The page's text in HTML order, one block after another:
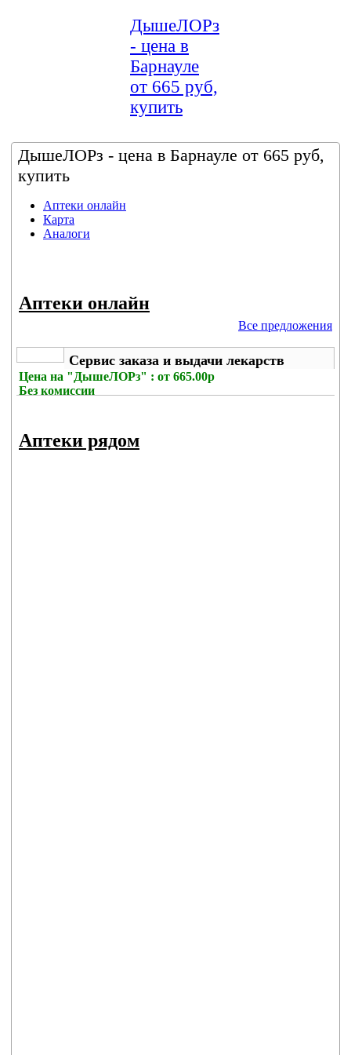
ДышеЛОРз
- цена в
Барнауле
от 665 руб,
купить
ДышеЛОРз - цена в Барнауле от 665 руб,
купить
Аптеки онлайн
Карта
Аналоги
Аптеки онлайн
Все предложения
Сервис заказа и выдачи лекарств
Цена на "ДышеЛОРз" : от 665.00р
Без комиссии
Аптеки рядом